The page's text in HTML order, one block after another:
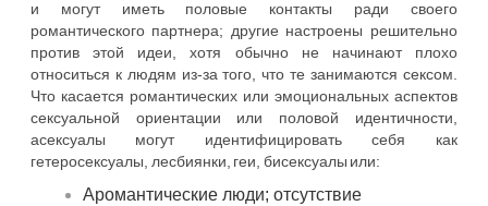
и могут иметь половые контакты ради своего
романтического партнера; другие настроены решительно
против этой идеи, хотя обычно не начинают плохо
относиться к людям из-за того, что те занимаются сексом.
Что касается романтических или эмоциональных аспектов
сексуальной ориентации или половой идентичности,
асексуалы могут идентифицировать себя как
гетеросексуалы, лесбиянки, геи, бисексуалы или:
Аромантические люди; отсутствие